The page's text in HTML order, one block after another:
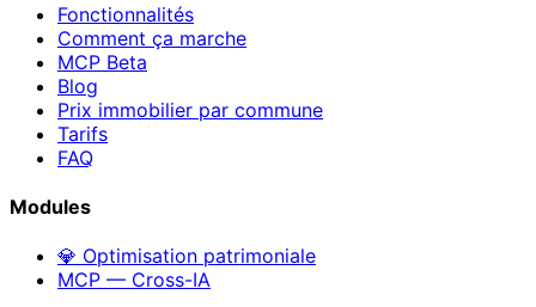
Fonctionnalités
Comment ça marche
MCP Beta
Blog
Prix immobilier par commune
Tarifs
FAQ
Modules
💎 Optimisation patrimoniale
MCP — Cross-IA